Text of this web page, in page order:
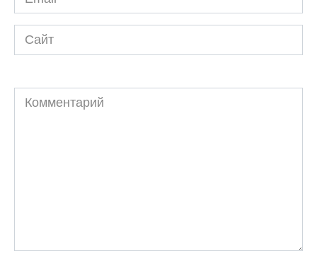
*
Сайт
Комментарий